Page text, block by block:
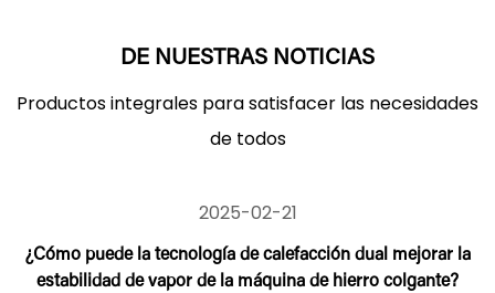
DE NUESTRAS NOTICIAS
Productos integrales para satisfacer las necesidades
de todos
2025-02-21
¿Cómo puede la tecnología de calefacción dual mejorar la
estabilidad de vapor de la máquina de hierro colgante?